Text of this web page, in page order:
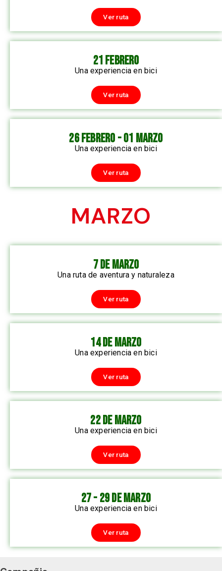
Ver ruta
21 FEBRERO
Una experiencia en bici
Ver ruta
26 FEBRERO - 01 MARZO
Una experiencia en bici
Ver ruta
MARZO
7 DE MARZO
Una ruta de aventura y naturaleza
Ver ruta
14 DE MARZO
Una experiencia en bici
Ver ruta
22 DE MARZO
Una experiencia en bici
Ver ruta
27 - 29 DE MARZO
Una experiencia en bici
Ver ruta